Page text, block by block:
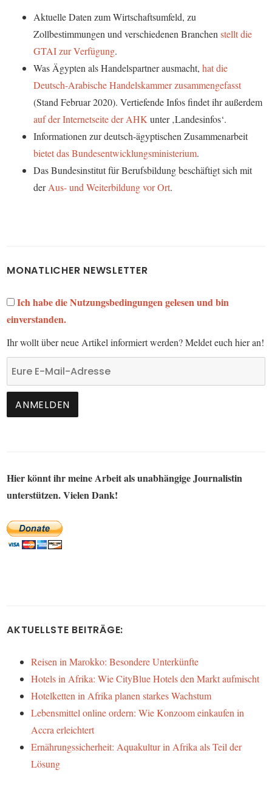
Aktuelle Daten zum Wirtschaftsumfeld, zu
Zollbestimmungen und verschiedenen Branchen stellt die
GTAI zur Verfügung.
Was Ägypten als Handelspartner ausmacht, hat die
Deutsch-Arabische Handelskammer zusammengefasst
(Stand Februar 2020). Vertiefende Infos findet ihr außerdem
auf der Internetseite der AHK unter ‚Landesinfos‘.
Informationen zur deutsch-ägyptischen Zusammenarbeit
bietet das Bundesentwicklungsministerium.
Das Bundesinstitut für Berufsbildung beschäftigt sich mit
derAus- und Weiterbildung vor Ort.
MONATLICHER NEWSLETTER
Ich habe die Nutzungsbedingungen gelesen und bin
einverstanden.
Ihr wollt über neue Artikel informiert werden? Meldet euch hier an!
Hier könnt ihr meine Arbeit als unabhängige Journalistin
unterstützen. Vielen Dank!
AKTUELLSTE BEITRÄGE:
Reisen in Marokko: Besondere Unterkünfte
Hotels in Afrika: Wie CityBlue Hotels den Markt aufmischt
Hotelketten in Afrika planen starkes Wachstum
Lebensmittel online ordern: Wie Konzoom einkaufen in
Accra erleichtert
Ernährungssicherheit: Aquakultur in Afrika als Teil der
Lösung